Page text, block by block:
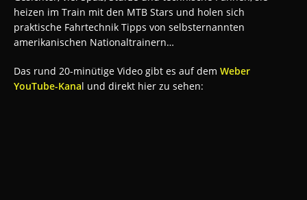
heizen im Train mit den MTB Stars und holen sich
praktische Fahrtechnik Tipps von selbsternannten
amerikanischen Nationaltrainern…
Das rund 20-minütige Video gibt es auf dem Weber
YouTube-Kanal und direkt hier zu sehen: